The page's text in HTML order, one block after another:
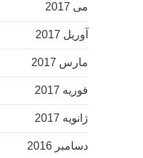
می 2017
آوریل 2017
مارس 2017
فوریه 2017
ژانویه 2017
دسامبر 2016